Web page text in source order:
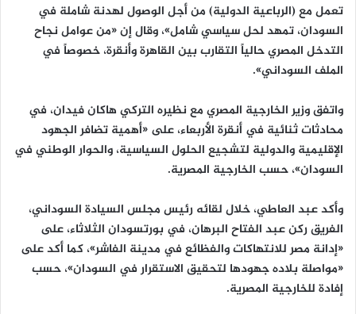
تعمل مع (الرباعية الدولية) من أجل الوصول لهدنة شاملة في
السودان، تمهد لحل سياسي شامل»، وقال إن «من عوامل نجاح
التدخل المصري حالياً التقارب بين القاهرة وأنقرة، خصوصاً في
الملف السوداني».
واتفق وزير الخارجية المصري مع نظيره التركي هاكان فيدان، في
محادثات ثنائية في أنقرة الأربعاء، على «أهمية تضافر الجهود
الإقليمية والدولية لتشجيع الحلول السياسية، والحوار الوطني في
السودان»، حسب الخارجية المصرية.
وأكد عبد العاطي، خلال لقائه رئيس مجلس السيادة السوداني،
الفريق ركن عبد الفتاح البرهان، في بورتسودان الثلاثاء، على
«إدانة مصر للانتهاكات والفظائع في مدينة الفاشر»، كما أكد على
«مواصلة بلاده جهودها لتحقيق الاستقرار في السودان»، حسب
إفادة للخارجية المصرية.